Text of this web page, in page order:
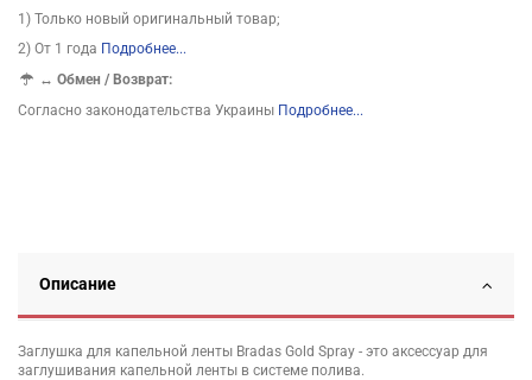
1) Только новый оригинальный товар;
2) От 1 года Подробнее...
↔Обмен / Возврат:
Согласно законодательства Украины Подробнее...
Описание
Заглушка для капельной ленты Bradas Gold Spray - это аксессуар для
заглушивания капельной ленты в системе полива.